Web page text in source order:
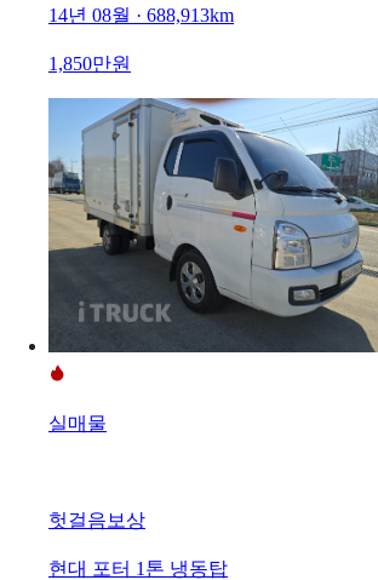
14년 08월 · 688,913km
1,850만원
실매물
헛걸음보상
현대 포터 1톤 냉동탑